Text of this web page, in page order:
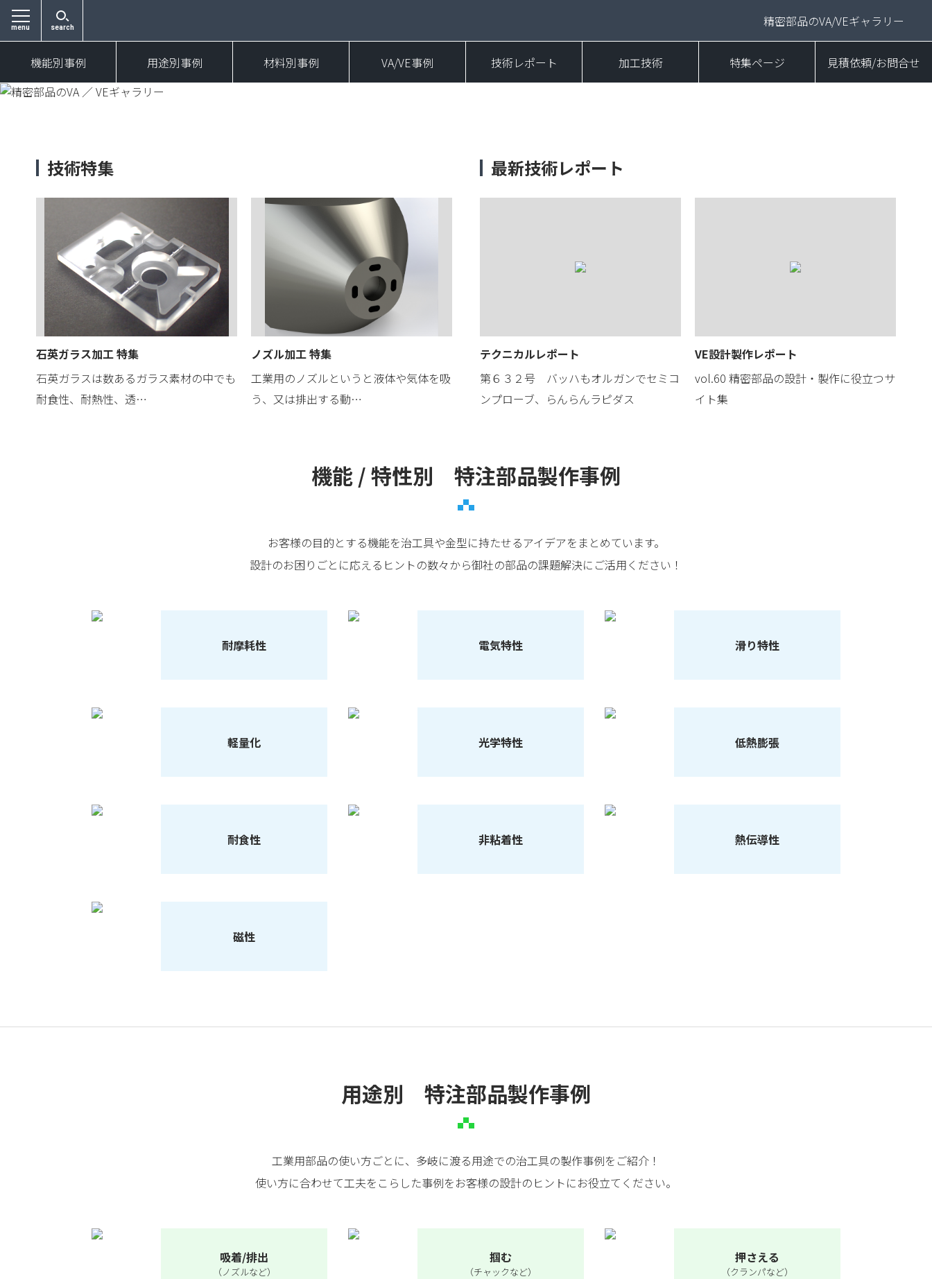
menu search 精密部品のVA/VEギャラリー
機能別事例 用途別事例 材料別事例 VA/VE事例 技術レポート 加工技術 特集ページ 見積依頼/お問合せ
技術特集
石英ガラス加工 特集
石英ガラスは数あるガラス素材の中でも
耐食性、耐熱性、透…
ノズル加工 特集
工業用のノズルというと液体や気体を吸
う、又は排出する動…
最新技術レポート
テクニカルレポート
第６３２号 バッハもオルガンでセミコ
ンプローブ、らんらんラピダス
VE設計製作レポート
vol.60 精密部品の設計・製作に役立つサ
イト集
機能 / 特性別 特注部品製作事例
お客様の目的とする機能を治工具や金型に持たせるアイデアをまとめています。
設計のお困りごとに応えるヒントの数々から御社の部品の課題解決にご活用ください！
耐摩耗性 電気特性 滑り特性
軽量化 光学特性 低熱膨張
耐食性 非粘着性 熱伝導性
磁性
用途別 特注部品製作事例
工業用部品の使い方ごとに、多岐に渡る用途での治工具の製作事例をご紹介！
使い方に合わせて工夫をこらした事例をお客様の設計のヒントにお役立てください。
吸着/排出
（ノズルなど）
掴む
（チャックなど）
押さえる
（クランパなど）